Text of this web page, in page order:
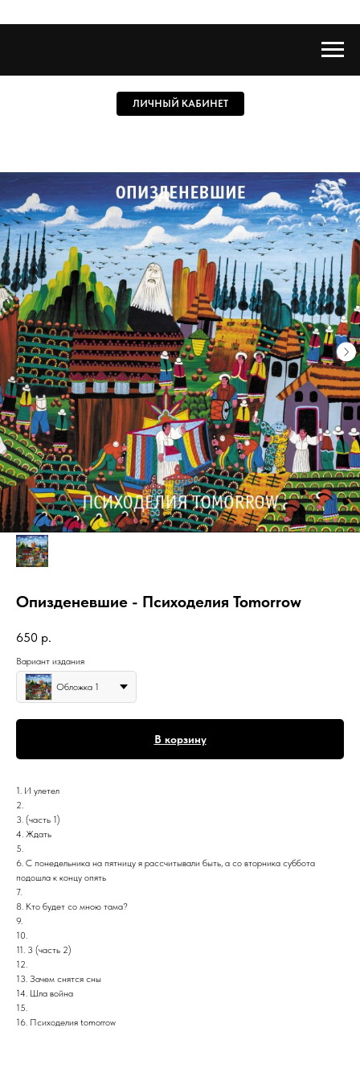
ЛИЧНЫЙ КАБИНЕТ
Опизденевшие - Психоделия Tomorrow
650 р.
Вариант издания
Обложка 1
В корзину
1. И улетел
2.
3. (часть 1)
4. Ждать
5.
6. С понедельника на пятницу я рассчитывали быть, а со вторника суббота
подошла к концу опять
7.
8. Кто будет со мною тама?
9.
10.
11. 3 (часть 2)
12.
13. Зачем снятся сны
14. Шла война
15.
16. Психоделия tomorrow